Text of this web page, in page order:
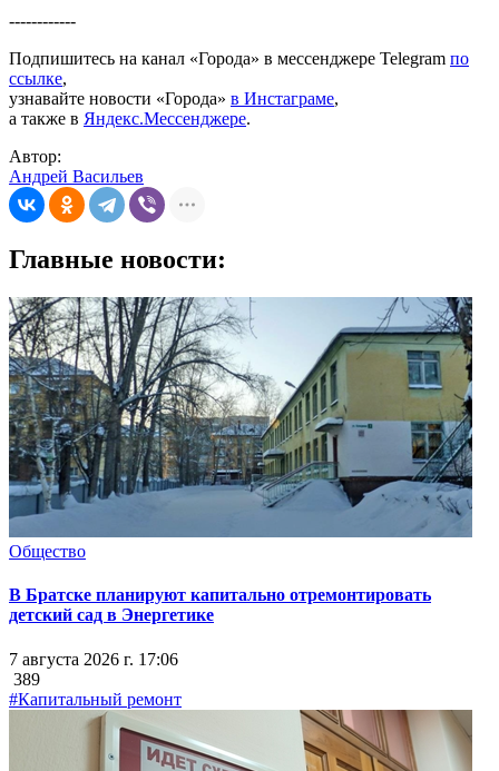
------------
Подпишитесь на канал «Города» в мессенджере Telegram по
ссылке,
узнавайте новости «Города» в Инстаграме,
а также в Яндекс.Мессенджере.
Автор:
Андрей Васильев
Главные новости:
Общество
В Братске планируют капитально отремонтировать
детский сад в Энергетике
7 августа 2026 г. 17:06
389
#Капитальный ремонт